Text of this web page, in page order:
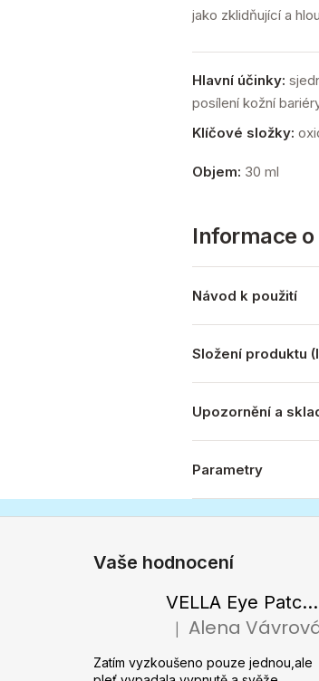
jako zklidňující a
Hlavní účinky:
posílení kožní
Klíčové složky:
Objem: 30 ml
Informace
Návod k použití
Složení produktu
Upozornění a
Parametry
Vaše hodnocení
VELLA Eye Patch PDRN 2000 - Tající hydrogelové náplasti pod oči s PDRN 72 g / 60 ks
Hodnocení produktu je
Alena
Zatím vyzkoušeno pouze jednou,ale